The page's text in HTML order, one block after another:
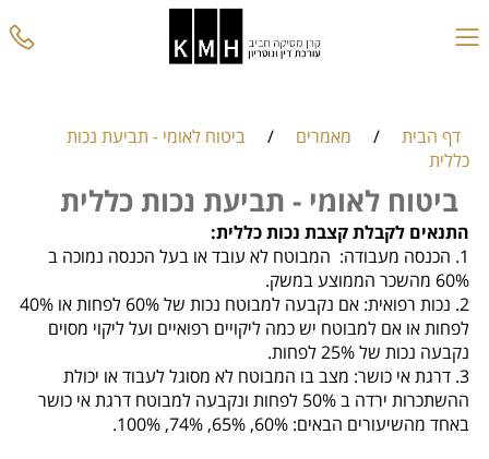
דף הבית / מאמרים /
ביטוח לאומי - תביעת נכות
כללית
ביטוח לאומי - תביעת נכות כללית
התנאים לקבלת קצבת נכות כללית:
1. הכנסה מעבודה: המבוטח לא עובד או בעל הכנסה נמוכה ב
60% מהשכר הממוצע במשק.
2. נכות רפואית:
אם נקבעה למבוטח נכות של 60% לפחות או 40%
לפחות או אם למבוטח יש כמה ליקויים רפואיים ועל ליקוי מסוים
נקבעה נכות של 25% לפחות.
3. דרגת אי כושר: מצב בו המבוטח לא מסוגל לעבוד או יכולת
ההשתכרות ירדה ב 50% לפחות ונקבעה למבוטח דרגת אי כושר
באחד מהשיעורים הבאים: 60%, 65%, 74%, 100%.